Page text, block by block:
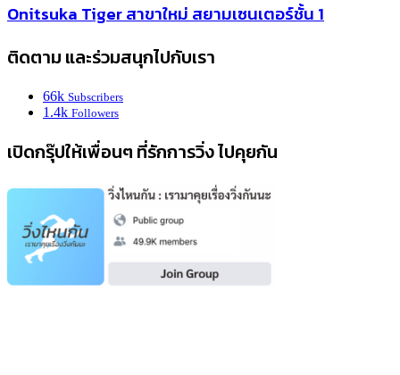
Onitsuka Tiger สาขาใหม่ สยามเซนเตอร์ชั้น 1
ติดตาม และร่วมสนุกไปกับเรา
66k Subscribers
1.4k Followers
เปิดกรุ๊ปให้เพื่อนๆ ที่รักการวิ่ง ไปคุยกัน